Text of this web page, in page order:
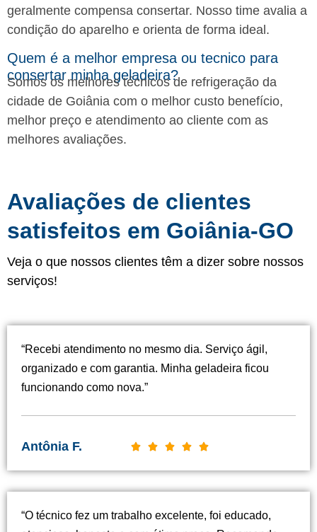
geralmente compensa consertar. Nosso time avalia a
condição do aparelho e orienta de forma ideal.
Quem é a melhor empresa ou tecnico para
consertar minha geladeira?
Somos os melhores técnicos de refrigeração da
cidade de Goiânia com o melhor custo benefício,
melhor preço e atendimento ao cliente com as
melhores avaliações.
Avaliações de clientes
satisfeitos em Goiânia-GO
Veja o que nossos clientes têm a dizer sobre nossos
serviços!
“Recebi atendimento no mesmo dia. Serviço ágil,
organizado e com garantia. Minha geladeira ficou
funcionando como nova.”
Antônia F.     C
s
“O técnico fez um trabalho excelente, foi educado,